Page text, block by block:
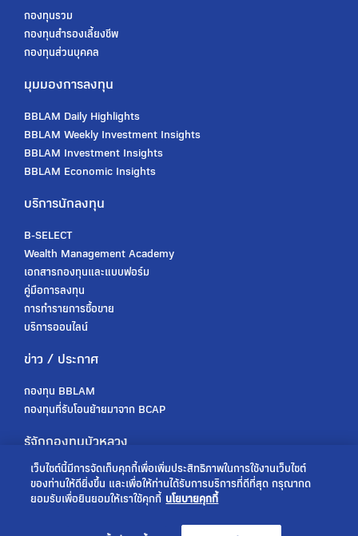
กองทุนรวม
กองทุนสํารองเลี้ยงชีพ
กองทุนส่วนบุคคล
มุมมองการลงทุน
BBLAM Daily Highlights
BBLAM Weekly Investment Insights
BBLAM Investment Insights
BBLAM Economic Insights
บริการนักลงทุน
B-SELECT
Wealth Management Academy
เอกสารกองทุนและแบบฟอร์ม
คู่มือการลงทุน
การทำรายการซื้อขาย
บริการออนไลน์
ข่าว / ประกาศ
กองทุน BBLAM
กองทุนที่รับโอนย้ายมาจาก BCAP
รู้จักกองทุนบัวหลวง
เกี่ยวกับเรา
การกำกับดูแล
เว็บไซต์นี้มีการจัดเก็บคุกกี้เพื่อเพิ่มประสิทธิภาพในการใช้งานเว็บไซต์
ของท่านให้ดียิ่งขึ้น และเพื่อให้ท่านได้รับการบริการที่ดีที่สุด กรุณากด
ยอมรับเพื่อยินยอมให้เราใช้คุกกี้ นโยบายคุกกี้